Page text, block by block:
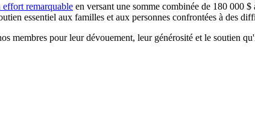
remarquable en versant une somme combinée de 180 000
essentiel aux familles et aux personnes confrontées à des
membres pour leur dévouement, leur générosité et le soutien